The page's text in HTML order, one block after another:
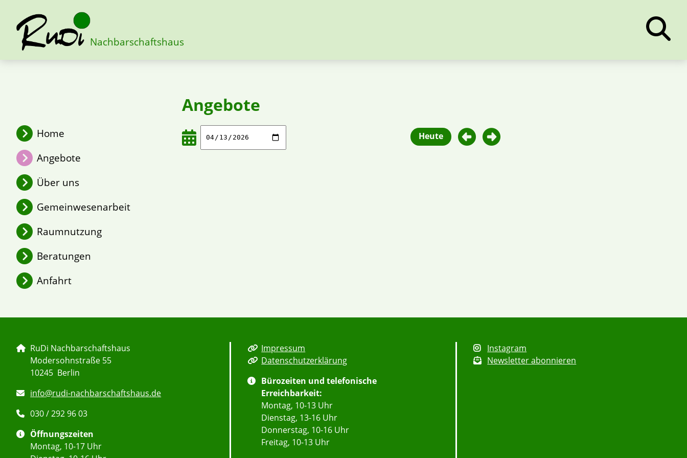
Nachbarschaftshaus
Home
Angebote
Über uns
Gemeinwesenarbeit
2026 – Jahresüberblick
Argumentationstrainings
Leihpunkt RuDi
Raumnutzung
Beratungen
Anfahrt
Angebote
Heute
RuDi Nachbarschaftshaus
Modersohnstraße 55
10245 Berlin
info@rudi-nachbarschaftshaus.de
030 / 292 96 03
Öffnungszeiten
Montag, 10-17 Uhr
Impressum
Datenschutzerklärung
Bürozeiten und telefonische
Erreichbarkeit:
Montag, 10-13 Uhr
Dienstag, 13-16 Uhr
Donnerstag, 10-16 Uhr
Freitag, 10-13 Uhr
Instagram
Newsletter abonnieren